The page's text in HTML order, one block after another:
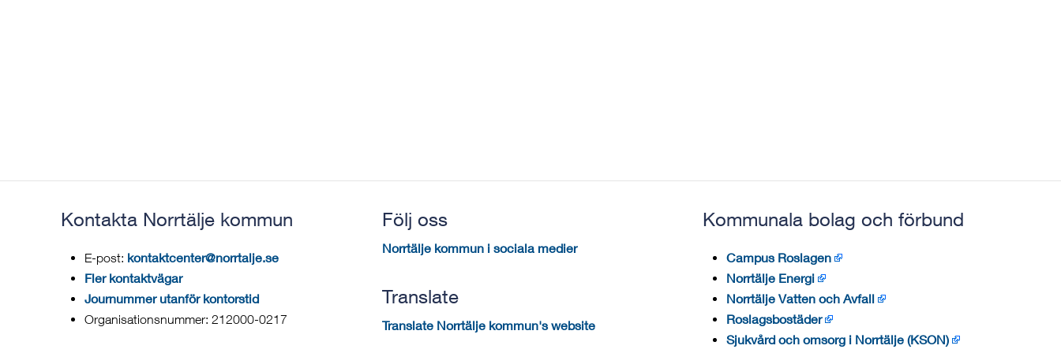
Kontakta Norrtälje kommun
E-post: kontaktcenter@norrtalje.se
Fler kontaktvägar
Journummer utanför kontorstid
Organisationsnummer: 212000-0217
Följ oss
Norrtälje kommun i sociala medier
Translate
Translate Norrtälje kommun's website
Kommunala bolag och förbund
Campus Roslagen
Norrtälje Energi
Norrtälje Vatten och Avfall
Roslagsbostäder
Sjukvård och omsorg i Norrtälje (KSON)